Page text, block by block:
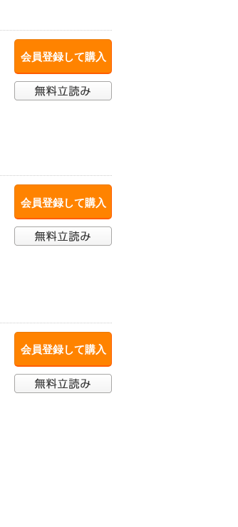
会員登録して購入
会員登録して購入
会員登録して購入